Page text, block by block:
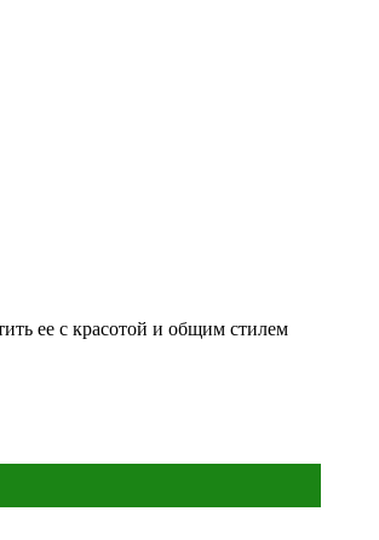
ее с красотой и общим стилем